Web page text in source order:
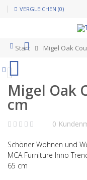
VERGLEICHEN (0)
Start Migel Oak
Migel Oak
cm
0
Schöner Wohnen und
MCA Furniture Inno
65 cm